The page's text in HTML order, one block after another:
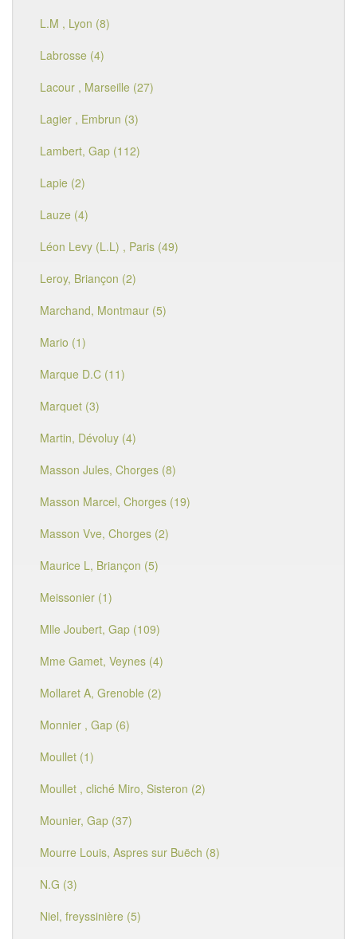
L.M , Lyon (8)
Labrosse (4)
Lacour , Marseille (27)
Lagier , Embrun (3)
Lambert, Gap (112)
Lapie (2)
Lauze (4)
Léon Levy (L.L) , Paris (49)
Leroy, Briançon (2)
Marchand, Montmaur (5)
Mario (1)
Marque D.C (11)
Marquet (3)
Martin, Dévoluy (4)
Masson Jules, Chorges (8)
Masson Marcel, Chorges (19)
Masson Vve, Chorges (2)
Maurice L, Briançon (5)
Meissonier (1)
Mlle Joubert, Gap (109)
Mme Gamet, Veynes (4)
Mollaret A, Grenoble (2)
Monnier , Gap (6)
Moullet (1)
Moullet , cliché Miro, Sisteron (2)
Mounier, Gap (37)
Mourre Louis, Aspres sur Buëch (8)
N.G (3)
Niel, freyssinière (5)